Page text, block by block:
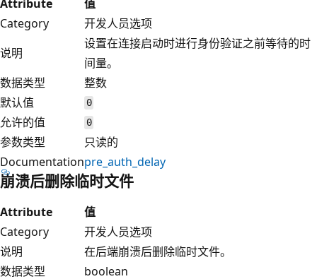
Attribute
值
Category
开发人员选项
说明
设置在连接启动时进行身份验证之前等待的时
间量。
数据类型
整数
默认值
0
允许的值 0
参数类型
只读的
Documentationpre_auth_delay
崩溃后删除临时文件
Attribute
值
Category
开发人员选项
说明
在后端崩溃后删除临时文件。
数据类型
boolean